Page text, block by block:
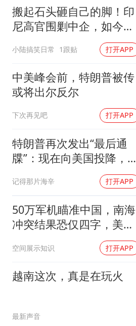
搬起石头砸自己的脚！印
尼高官围剿中企，如今烂
小陆搞笑日常 1跟贴 打开APP
中美峰会前，特朗普被传
或将出尔反尔
下次再见吧 打开APP
特朗普再次发出“最后通
牒”：现在向美国投降，是
记得那片海辛 打开APP
50万军机瞄准中国，南海
冲突结果恐仅四字，美防
空间展示知识 打开APP
越南这次，真是在玩火
最新声音